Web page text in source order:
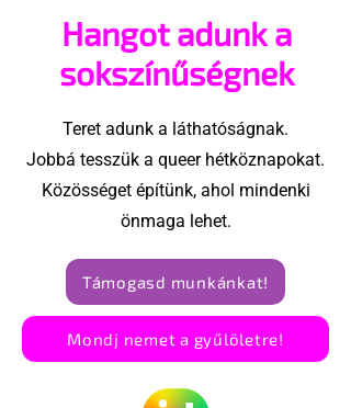
Hangot adunk a
sokszínűségnek
Teret adunk a láthatóságnak.
Jobbá tesszük a queer hétköznapokat.
Közösséget építünk, ahol mindenki
önmaga lehet.
Támogasd munkánkat!
Mondj nemet a gyűlöletre!